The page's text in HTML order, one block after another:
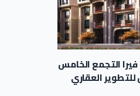
على مساحة إجمالية ضخمة تصل إلى 21,500 متر مربع تم تنفيذ كمبوند روك يارد شيراتون، حيث تمكنت شركة البطل للتطوير العقاري بتقسيم المساحة بإتقان، و8,000 متر
التجمع الخامس
العقاري